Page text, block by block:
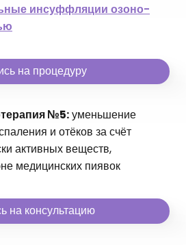
инсуффляции озоно-
на процедуру
№5:уменьшение
и отёков за счёт
активных веществ,
медицинских пиявок
на консультацию